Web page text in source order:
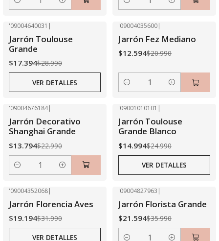
Cantidad Cantidad
Agotado
'09004640031 |
Jarrón Toulouse
Grande
$17.394$28.990
VER DETALLES
'09004035600|
Jarrón Fez Mediano
$12.594$20.990
Cantidad
'09004676184|
Jarrón Decorativo
Shanghai Grande
$13.794$22.990
Cantidad
Agotado
'09001010101 |
Jarrón Toulouse
Grande Blanco
$14.994$24.990
VER DETALLES
Agotado
'09004352068|
Jarrón Florencia Aves
$19.194$31.990
VER DETALLES
'09004827963 |
Jarrón Florista Grande
$21.594$35.990